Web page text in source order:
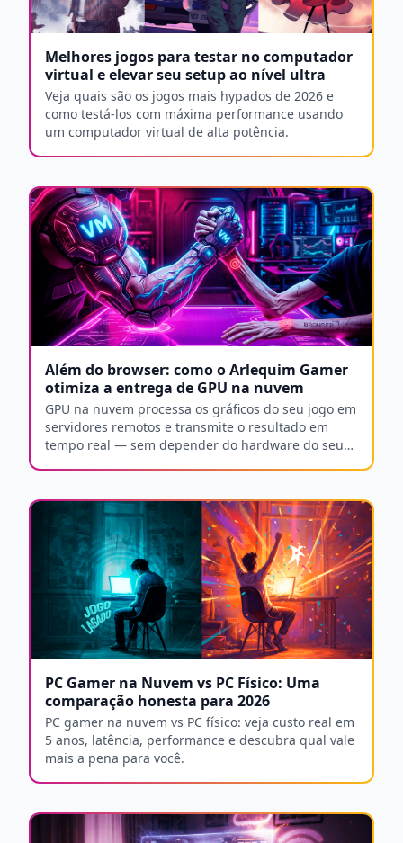
Melhores jogos para testar no computador
virtual e elevar seu setup ao nível ultra
Veja quais são os jogos mais hypados de 2026 e
como testá-los com máxima performance usando
um computador virtual de alta potência.
Além do browser: como o Arlequim Gamer
otimiza a entrega de GPU na nuvem
GPU na nuvem processa os gráficos do seu jogo em
servidores remotos e transmite o resultado em
tempo real — sem depender do hardware do seu
dedicado, telemetria integrada e reconhecimento
automático de periféricos.
PC Gamer na Nuvem vs PC Físico: Uma
comparação honesta para 2026
PC gamer na nuvem vs PC físico: veja custo real em
5 anos, latência, performance e descubra qual vale
mais a pena para você.